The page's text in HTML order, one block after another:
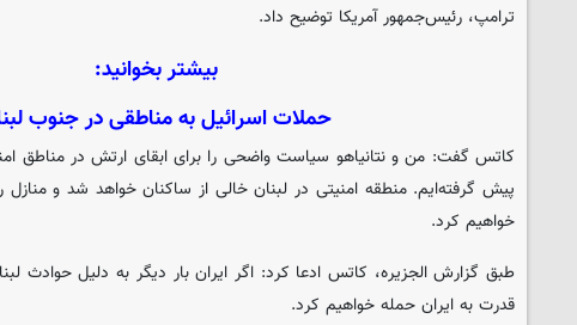
ترامپ، رئیس‌جمهور آمریکا توضیح داد.
بیشتر بخوانید:
حملات اسرائیل به مناطقی در جنوب
کاتس گفت: من و نتانیاهو سیاست واضحی را برای ابقای ارتش در مناطق
پیش گرفته‌ایم. منطقه امنیتی در لبنان خالی از ساکنان خواهد شد و
خواهیم کرد.
طبق گزارش الجزیره، کاتس ادعا کرد: اگر ایران بار دیگر به دلیل حوادث
قدرت به ایران حمله خواهیم کرد.